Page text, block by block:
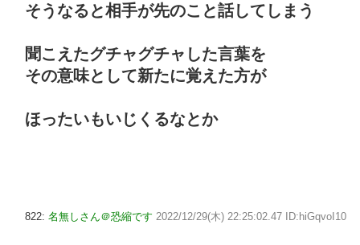
そうなると相手が先のこと話してしまう
聞こえたグチャグチャした言葉を
その意味として新たに覚えた方が
ほったいもいじくるなとか
822: 名無しさん＠恐縮です 2022/12/29(木) 22:25:02.47 ID:hiGqvoI10